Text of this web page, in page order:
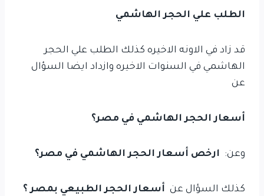
الطلب علي الحجر الهاشمي
قد زاد في الاونه الاخيره كذلك الطلب علي الحجر
الهاشمي في السنوات الاخيره وازداد ايضا السؤال
عن
أسعار الحجر الهاشمي في مصر؟
وعن: ارخص أسعار الحجر الهاشمي في مصر؟
كذلك السؤال عن أسعار الحجر الطبيعي بمصر ؟